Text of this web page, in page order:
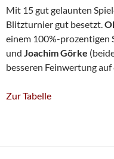
Mit 15 gut gelaunten
Blitzturnier gut besetzt.
einem 100%-prozentigen
und Joachim Görke
besseren Feinwertung
Zur Tabelle